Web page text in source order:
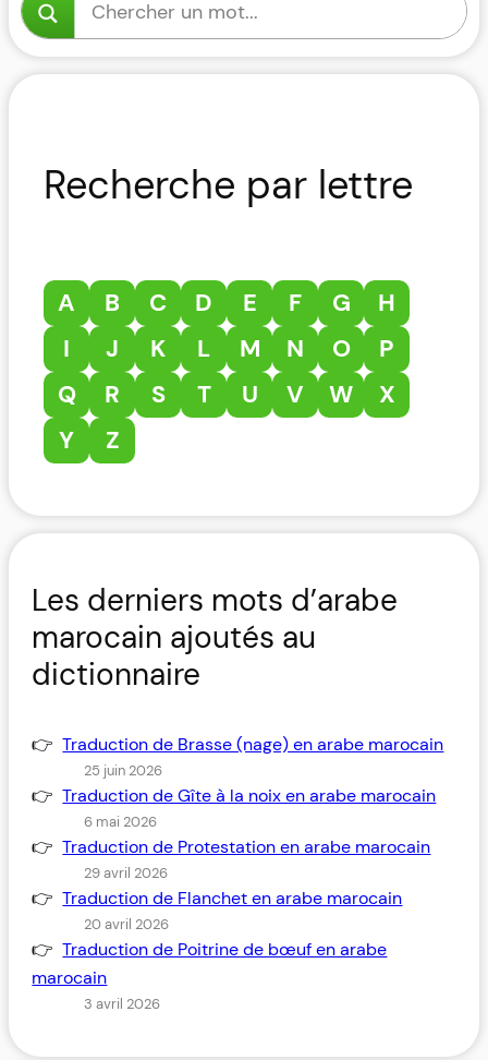
Recherche par lettre
A B C D E F G
H
I
J K L M N O
P
Q
R S T U V W
X
Y
Z
Les derniers mots d’arabe
marocain ajoutés au
dictionnaire
Traduction de Brasse (nage) en arabe marocain
25 juin 2026
Traduction de Gîte à la noix en arabe marocain
6 mai 2026
Traduction de Protestation en arabe marocain
29 avril 2026
Traduction de Flanchet en arabe marocain
20 avril 2026
Traduction de Poitrine de bœuf en arabe
marocain
3 avril 2026